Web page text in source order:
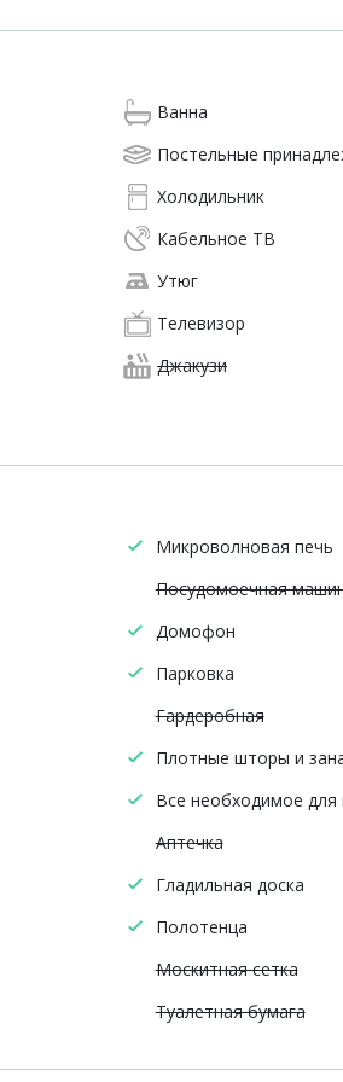
Ванна
Постельные
Холодильник
Кабельное ТВ
Утюг
Телевизор
Джакузи
Микроволновая печь
Посудомоечная
Домофон
Парковка
Гардеробная
Плотные шторы и
Все необходимое для
Аптечка
Гладильная доска
Полотенца
Москитная сетка
Туалетная бумага